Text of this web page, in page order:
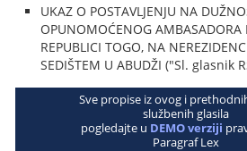
UKAZ O POSTAVLJENJU NA
OPUNOMOĆENOG AMBASADORA
REPUBLICI TOGO, NA
SEDIŠTEM U ABUDŽI ("Sl. glasnik
Sve propise iz ovog i
službenih glasila
pogledajte u DEMO verziji
Paragraf Lex